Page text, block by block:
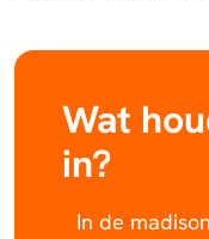
Wat
in?
In de